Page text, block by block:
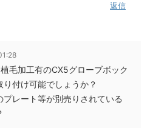
返信
毛加工有のCX5グローブボック
り付け可能でしょうか？
プレート等が別売りされている